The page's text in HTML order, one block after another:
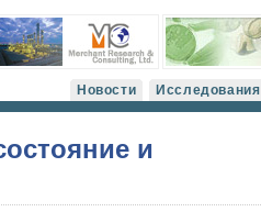
Новости Исследования
и